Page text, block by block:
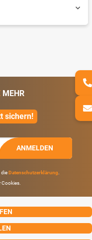
MEHR
sichern!
ANMELDEN
die Datenschutzerklärung.
Cookies.